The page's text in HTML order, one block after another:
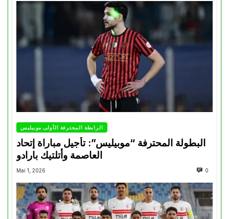
الرابطة المحترفة الأولى موبيليس
البطولة المحترفة “موبيليس”: تأجيل مباراة إتحاد
العاصمة وأتلتيك بارادو
Mai 1, 2026 0